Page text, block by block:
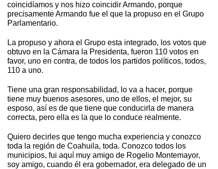
coincidíamos y nos hizo coincidir Armando, porque
precisamente Armando fue el que la propuso en el Grupo
Parlamentario.
La propuso y ahora el Grupo esta integrado, los votos que
obtuvo en la Cámara la Presidenta, fueron 110 votos en
favor, uno en contra, de todos los partidos políticos, todos,
110 a uno.
Tiene una gran responsabilidad, lo va a hacer, porque
tiene muy buenos asesores, uno de ellos, el mejor, su
esposo, así es de que tiene que conducirla de manera
correcta, pero ella es la que lo conduce realmente.
Quiero decirles que tengo mucha experiencia y conozco
toda la región de Coahuila, toda. Conozco todos los
municipios, fui aquí muy amigo de Rogelio Montemayor,
soy amigo, cuando él era gobernador, era delegado de un